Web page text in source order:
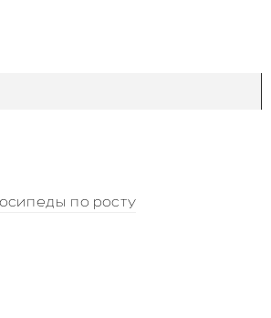
по росту